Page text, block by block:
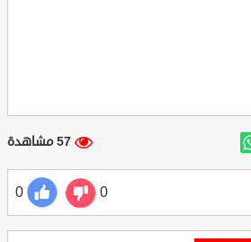
57 مشاهدة
0
0